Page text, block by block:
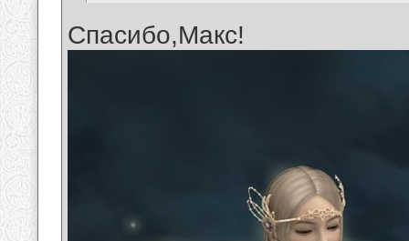
Спасибо,Макс!